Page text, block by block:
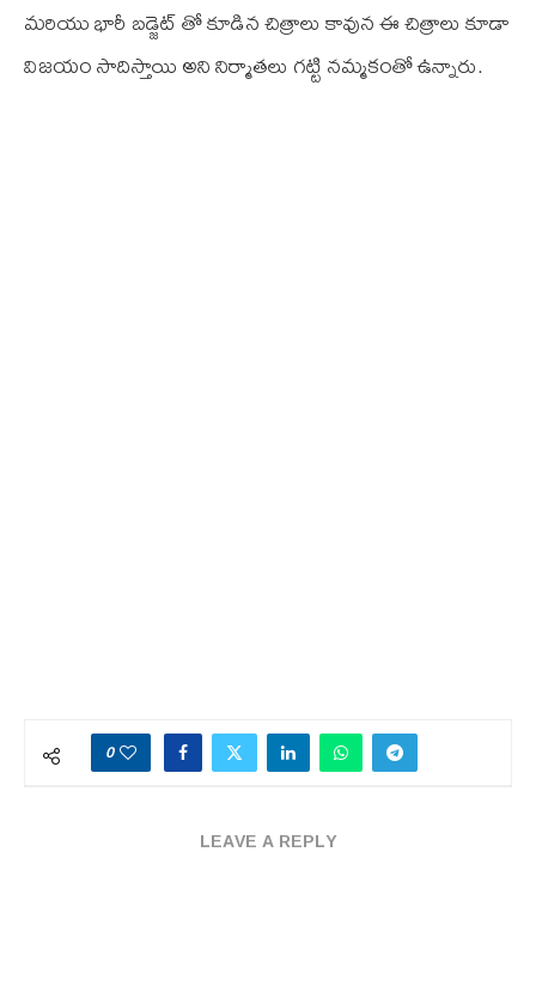
మరియు భారీ బడ్జెట్ తో కూడిన చిత్రాలు కావున ఈ చిత్రాలు కూడా
విజయం సాదిస్తాయి అని నిర్మాతలు గట్టి నమ్మకంతో ఉన్నారు.
0
LEAVE A REPLY